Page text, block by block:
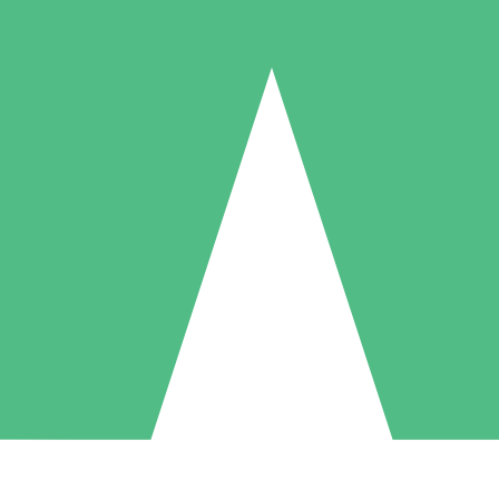
Individuella Kreditpaket
per användning med nedladdningskrediter. Inget månatligt åtagande
5 Nedladdningar
US$